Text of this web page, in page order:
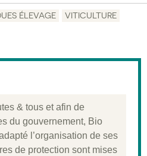
ÉLEVAGE
VITICULTURE
& tous et afin de
du gouvernement, Bio
l’organisation de ses
de protection sont mises